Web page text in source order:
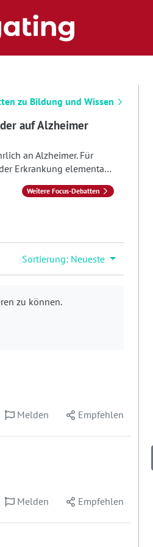
zu Bildung und Wissen
auf Alzheimer
an Alzheimer. Für
Erkrankung elementar.
Blut identifiziert, der die
Weitere Focus-Debatten
Sortierung: Neueste
zu können.
Melden Empfehlen
Melden Empfehlen